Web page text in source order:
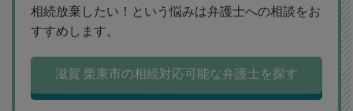
相続放棄したい！という悩みは弁護士への相談をお
すすめします。
滋賀 栗東市の相続対応可能な弁護士を探す